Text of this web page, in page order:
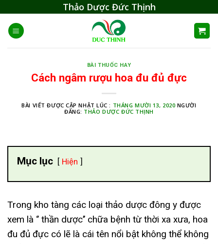
content
Thảo Dược Đức Thịnh
BÀI THUỐC HAY
Cách ngâm rượu hoa đu đủ đực
BÀI VIẾT ĐƯỢC CẬP NHẬT LÚC : THÁNG MƯỜI 13, 2020 NGƯỜI
ĐĂNG: THẢO DƯỢC ĐỨC THỊNH
Mục lục Hiện
Trong kho tàng các loại thảo dược đông y được
xem là ‘’ thần dược’’ chữa bệnh từ thời xa xưa, hoa
đu đủ đực có lẽ là cái tên nổi bật không thể không